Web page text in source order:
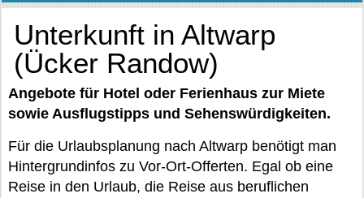
Unterkunft in Altwarp
(Ücker Randow)
Angebote für Hotel oder Ferienhaus zur Miete
sowie Ausflugstipps und Sehenswürdigkeiten.
Für die Urlaubsplanung nach Altwarp benötigt man
Hintergrundinfos zu Vor-Ort-Offerten. Egal ob eine
Reise in den Urlaub, die Reise aus beruflichen